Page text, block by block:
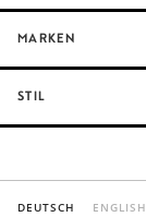
MARKEN
STIL
DEUTSCH ENGLISH